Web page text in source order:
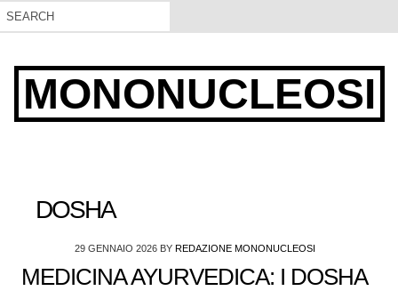
MONONUCLEOSI
DOSHA
29 GENNAIO 2026BY REDAZIONE MONONUCLEOSI
MEDICINA AYURVEDICA: I DOSHA